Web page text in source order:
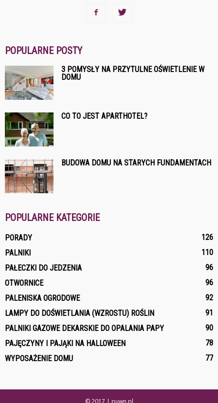
POPULARNE POSTY
3 POMYSŁY NA PRZYTULNE OŚWIETLENIE W
DOMU
CO TO JEST APARTHOTEL?
BUDOWA DOMU NA STARYCH FUNDAMENTACH
POPULARNE KATEGORIE
PORADY
126
PALNIKI
110
PAŁECZKI DO JEDZENIA
96
OTWORNICE
96
PALENISKA OGRODOWE
92
LAMPY DO DOŚWIETLANIA (WZROSTU) ROŚLIN
91
PALNIKI GAZOWE DEKARSKIE DO OPALANIA PAPY
90
PAJĘCZYNY I PAJĄKI NA HALLOWEEN
78
WYPOSAŻENIE DOMU
77
© 2017 | puwn.pl